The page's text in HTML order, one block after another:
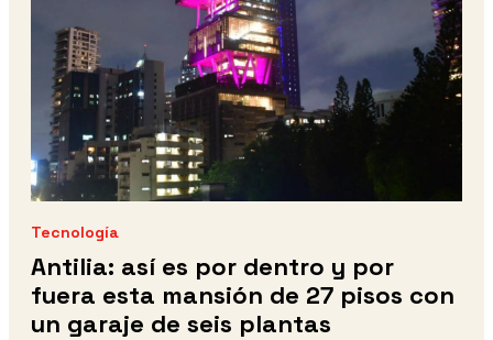
Tecnología
Antilia: así es por dentro y por
fuera esta mansión de 27 pisos con
un garaje de seis plantas